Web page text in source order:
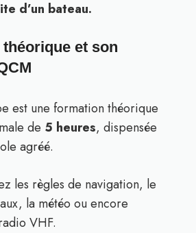
d’un bateau.
et son
est une formation théorique
de 5 heures, dispensée
agréé.
les règles de navigation, le
la météo ou encore
VHF.